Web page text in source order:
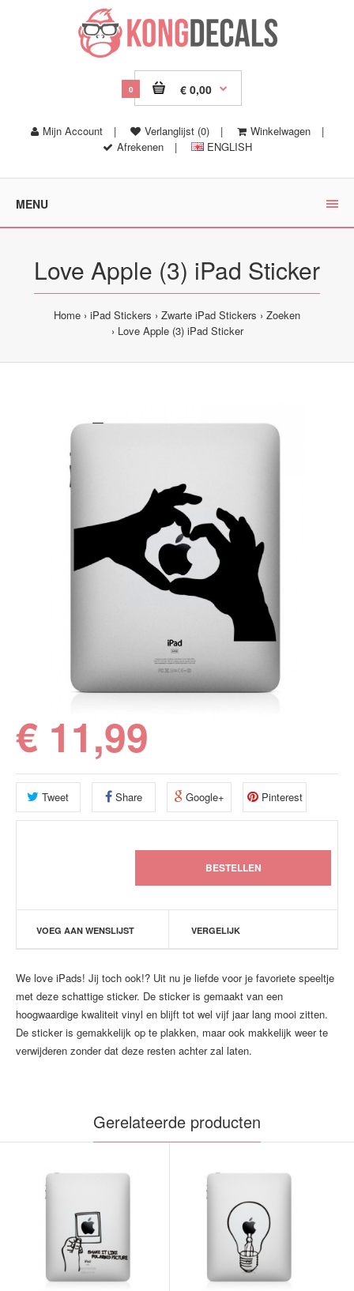
0 € 0,00
Mijn Account | Verlanglijst (0) | Winkelwagen
|
Afrekenen
| ENGLISH
MENU
Love Apple (3) iPad Sticker
Home iPad Stickers Zwarte iPad Stickers
Zoeken
Love Apple (3) iPad Sticker
€ 11,99
Tweet Share Google+ Pinterest
VOEG AAN WENSLIJST VERGELIJK
We love iPads! Jij toch ook!? Uit nu je liefde voor je favoriete speeltje
met deze schattige sticker. De sticker is gemaakt van een
hoogwaardige kwaliteit vinyl en blijft tot wel vijf jaar lang mooi zitten.
De sticker is gemakkelijk op te plakken, maar ook makkelijk weer te
verwijderen zonder dat deze resten achter zal laten.
Gerelateerde producten